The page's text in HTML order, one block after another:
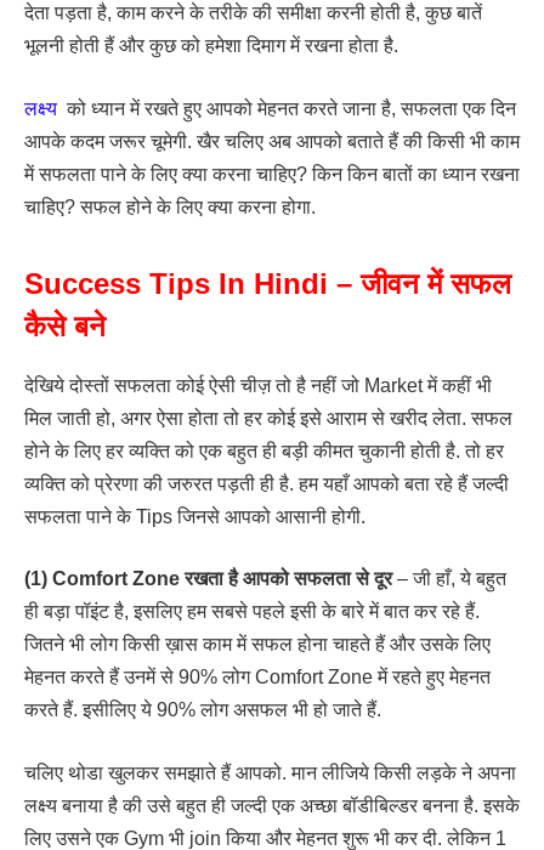
देता पड़ता है, काम करने के तरीके की समीक्षा करनी होती है, कुछ बातें
भूलनी होती हैं और कुछ को हमेशा दिमाग में रखना होता है.
लक्ष्य को ध्यान में रखते हुए आपको मेहनत करते जाना है, सफलता एक दिन
आपके कदम जरूर चूमेगी. खैर चलिए अब आपको बताते हैं की किसी भी काम
में सफलता पाने के लिए क्या करना चाहिए? किन किन बातों का ध्यान रखना
चाहिए? सफल होने के लिए क्या करना होगा.
Success Tips In Hindi – जीवन में सफल
कैसे बने
देखिये दोस्तों सफलता कोई ऐसी चीज़ तो है नहीं जो Market में कहीं भी
मिल जाती हो, अगर ऐसा होता तो हर कोई इसे आराम से खरीद लेता. सफल
होने के लिए हर व्यक्ति को एक बहुत ही बड़ी कीमत चुकानी होती है. तो हर
व्यक्ति को प्रेरणा की जरुरत पड़ती ही है. हम यहाँ आपको बता रहे हैं जल्दी
सफलता पाने के Tips जिनसे आपको आसानी होगी.
(1) Comfort Zone रखता है आपको सफलता से दूर– जी हाँ, ये बहुत
ही बड़ा पॉइंट है, इसलिए हम सबसे पहले इसी के बारे में बात कर रहे हैं.
जितने भी लोग किसी ख़ास काम में सफल होना चाहते हैं और उसके लिए
मेहनत करते हैं उनमें से 90% लोग Comfort Zone में रहते हुए मेहनत
करते हैं. इसीलिए ये 90% लोग असफल भी हो जाते हैं.
चलिए थोडा खुलकर समझाते हैं आपको. मान लीजिये किसी लड़के ने अपना
लक्ष्य बनाया है की उसे बहुत ही जल्दी एक अच्छा बॉडीबिल्डर बनना है. इसके
लिए उसने एक Gym भी join किया और मेहनत शुरू भी कर दी. लेकिन 1